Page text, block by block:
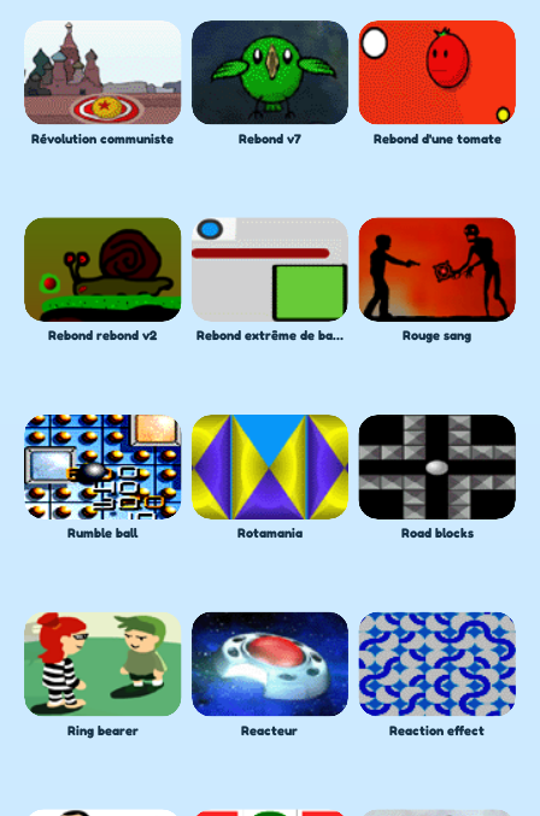
Révolution communiste Rebond v7 Rebond d'une tomate
Rebond rebond v2 Rebond extrême de balle Rouge sang
Rumble ball Rotamania Road blocks
Ring bearer Reacteur Reaction effect